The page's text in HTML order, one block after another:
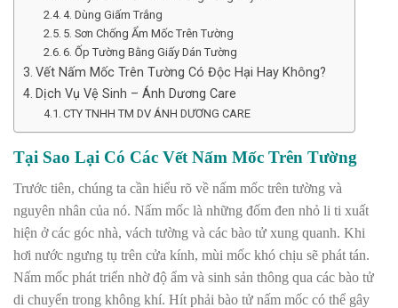
4. Dùng Giấm Trắng
5. Sơn Chống Ẩm Mốc Trên Tường
6. Ốp Tường Bằng Giấy Dán Tường
Vết Nấm Mốc Trên Tường Có Độc Hại Hay Không?
Dịch Vụ Vệ Sinh – Ánh Dương Care
CTY TNHH TM DV ÁNH DƯƠNG CARE
Tại Sao Lại Có Các Vết Nấm Mốc Trên Tường
Trước tiên, chúng ta cần hiểu rõ về nấm mốc trên tường và
nguyên nhân của nó. Nấm mốc là những đốm đen nhỏ li ti xuất
hiện ở các góc nhà, vách tường và các bào tử xung quanh. Khi
hơi nước ngưng tụ trên cửa kính, mùi mốc khó chịu sẽ phát tán.
Nấm mốc phát triển nhờ độ ẩm và sinh sản thông qua các bào tử
di chuyển trong không khí. Hít phải bào tử nấm mốc có thể gây